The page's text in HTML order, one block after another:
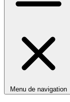
Menu de navigation